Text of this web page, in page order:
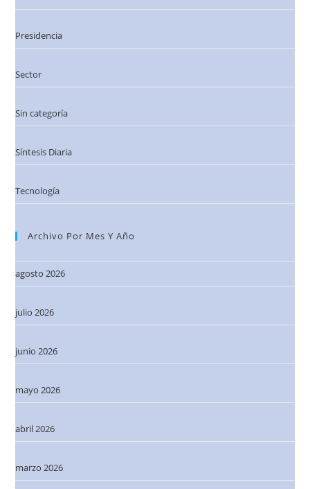
Presidencia
Sector
Sin categoría
Síntesis Diaria
Tecnología
Archivo Por Mes Y Año
agosto 2026
julio 2026
junio 2026
mayo 2026
abril 2026
marzo 2026